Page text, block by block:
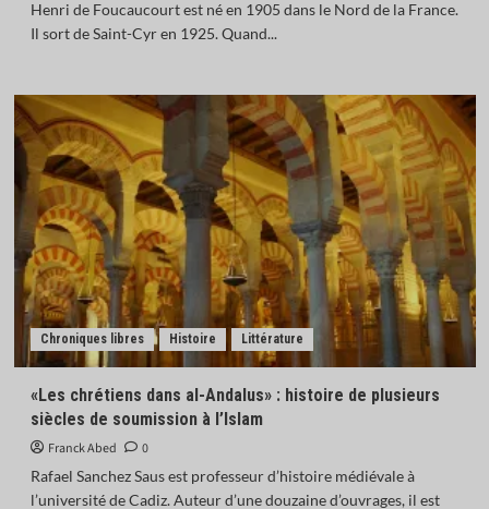
Henri de Foucaucourt est né en 1905 dans le Nord de la France.
Il sort de Saint-Cyr en 1925. Quand...
Chroniques libres Histoire Littérature
«Les chrétiens dans al-Andalus» : histoire de plusieurs
siècles de soumission à l’Islam
Franck Abed
0
Rafael Sanchez Saus est professeur d’histoire médiévale à
l’université de Cadiz. Auteur d’une douzaine d’ouvrages, il est